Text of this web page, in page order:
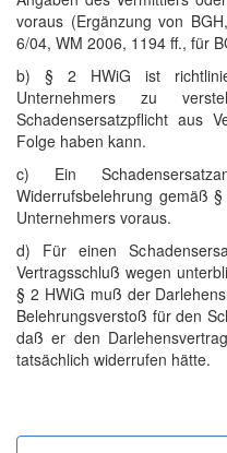
voraus (Ergänzung von
6/04, WM 2006, 1194 ff., für
b) § 2 HWiG ist
Unternehmers zu
Schadensersatzpflicht aus
Folge haben kann.
c) Ein
Widerrufsbelehrung gemäß
Unternehmers voraus.
d) Für einen
Vertragsschluß wegen
§ 2 HWiG muß der
Belehrungsverstoß für den
daß er den
tatsächlich widerrufen hätte.